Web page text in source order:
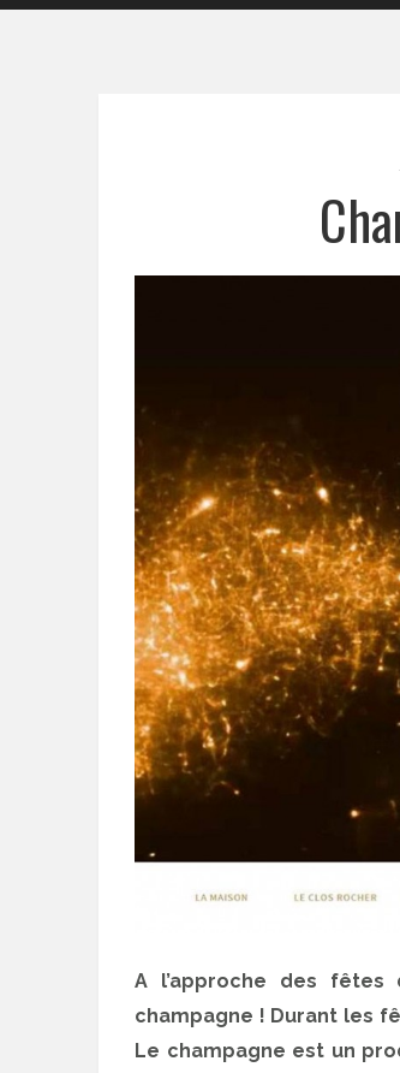
A l’approche des fêtes
champagne ! Durant les
Le champagne est un